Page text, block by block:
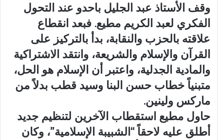
وقف الأستاذ عبد الجليل باحدو عند التحول
الفكري لعبد الكريم مطيع. فبعد انقطاع
علاقته بالحزب والنقابة، بدأ بالتركيز على
القرآن والإسلام والشريعة، وانتقد الاشتراكية
والمادية الجدلية، واعتبر أن الإسلام هو الحل،
متبنياً خطاب حسن البنا وسيد قطب بدلاً من
ماركس ولينين.
حاول مطيع استقطاب الآخرين لتنظيم جديد
أطلق عليه لاحقاً “الشبيبة الإسلامية”، وكان